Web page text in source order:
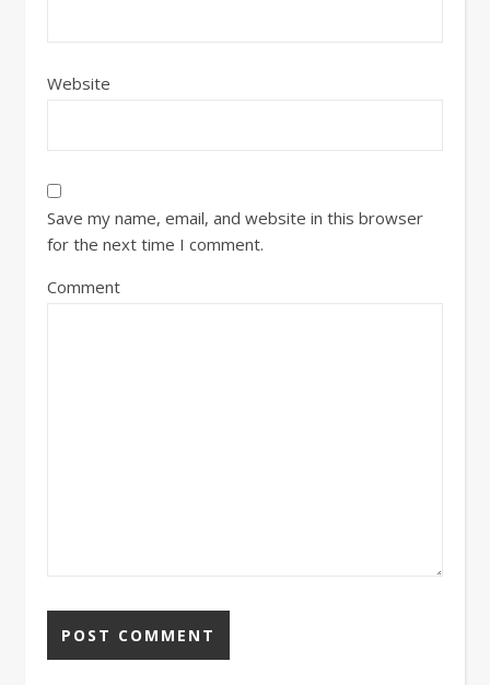
Website
Save my name, email, and website in this browser
for the next time I comment.
Comment